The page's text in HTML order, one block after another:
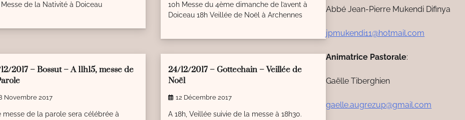
Messe de la Nativité à Doiceau
10h Messe du 4ème dimanche de l’avent à
Doiceau 18h Veillée de Noël à Archennes
2017 – Bossut – A 11h15, messe de
Novembre 2017
messe de la parole sera célébrée à
24/12/2017 – Gottechain – Veillée de
Noël
12 Décembre 2017
A 18h, Veillée suivie de la messe à 18h30.
Abbé Jean-Pierre Mukendi Difinya
jpmukendi11@hotmail.com
Animatrice Pastorale:
Gaëlle Tiberghien
gaelle.augrezup@gmail.com